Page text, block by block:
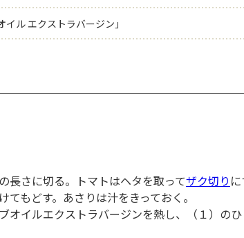
イル エクストラバージン」
長さに切る。トマトはヘタを取ってザク切り
てもどす。あさりは汁をきっておく。
オイルエクストラバージンを熱し、（１）の